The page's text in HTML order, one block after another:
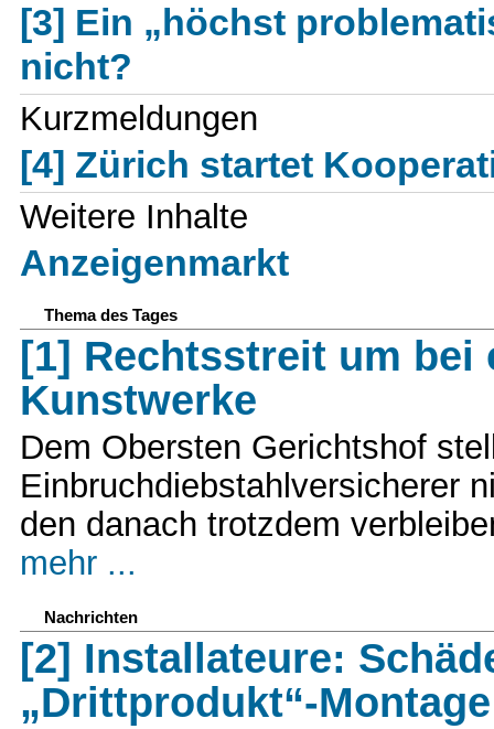
[3] Ein „höchst
nicht?
Kurzmeldungen
[4] Zürich startet
Weitere Inhalte
Anzeigenmarkt
Thema des Tages
[1] Rechtsstreit um bei
Kunstwerke
Dem Obersten Gerichtshof
Einbruchdiebstahlversicherer
den danach trotzdem
mehr ...
Nachrichten
[2] Installateure:
„Drittprodukt“-Montage